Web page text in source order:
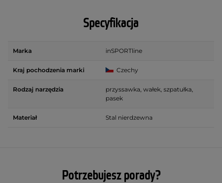
Specyfikacja
Marka inSPORTline
Kraj pochodzenia marki Czechy
Rodzaj narzędzia
przyssawka, wałek, szpatułka,
pasek
Materiał Stal nierdzewna
Potrzebujesz porady?